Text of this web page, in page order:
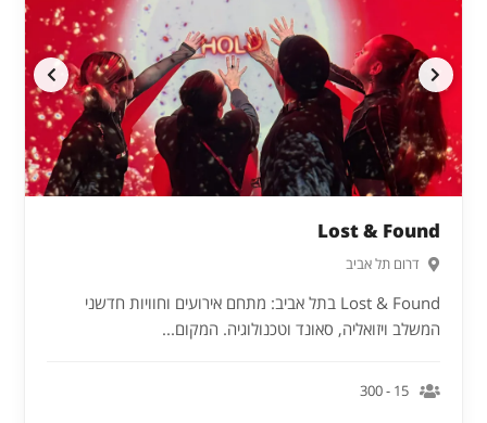
Lost & Found
דרום תל אביב
Lost & Found בתל אביב: מתחם אירועים וחוויות חדשני
המשלב ויזואליה, סאונד וטכנולוגיה. המקום...
15 - 300